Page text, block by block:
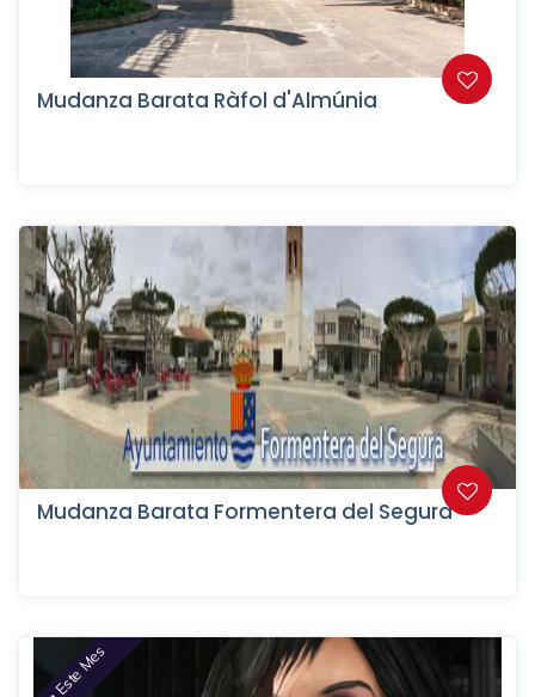
Mudanza Barata Ràfol d'Almúnia
Mudanza Barata Formentera del Segura